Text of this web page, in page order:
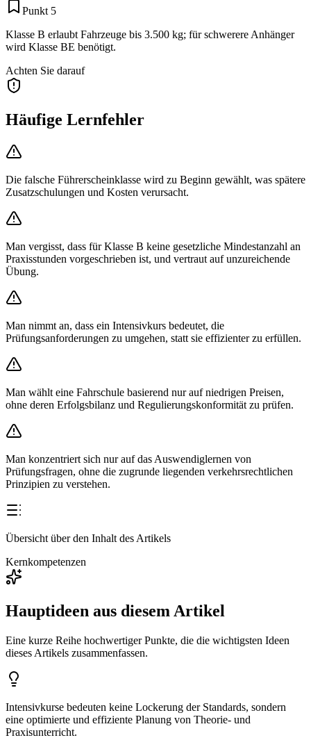
Punkt 5
Klasse B erlaubt Fahrzeuge bis 3.500 kg; für schwerere Anhänger
wird Klasse BE benötigt.
Achten Sie darauf
Häufige Lernfehler
Die falsche Führerscheinklasse wird zu Beginn gewählt, was spätere
Zusatzschulungen und Kosten verursacht.
Man vergisst, dass für Klasse B keine gesetzliche Mindestanzahl an
Praxisstunden vorgeschrieben ist, und vertraut auf unzureichende
Übung.
Man nimmt an, dass ein Intensivkurs bedeutet, die
Prüfungsanforderungen zu umgehen, statt sie effizienter zu erfüllen.
Man wählt eine Fahrschule basierend nur auf niedrigen Preisen,
ohne deren Erfolgsbilanz und Regulierungskonformität zu prüfen.
Man konzentriert sich nur auf das Auswendiglernen von
Prüfungsfragen, ohne die zugrunde liegenden verkehrsrechtlichen
Prinzipien zu verstehen.
Übersicht über den Inhalt des Artikels
Kernkompetenzen
Hauptideen aus diesem Artikel
Eine kurze Reihe hochwertiger Punkte, die die wichtigsten Ideen
dieses Artikels zusammenfassen.
Intensivkurse bedeuten keine Lockerung der Standards, sondern
eine optimierte und effiziente Planung von Theorie- und
Praxisunterricht.